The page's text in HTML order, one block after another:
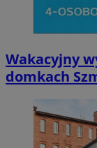
Wakacyjny
domkach